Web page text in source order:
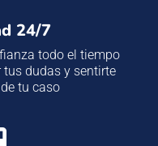
24/7
todo el tiempo
dudas y sentirte
tu caso